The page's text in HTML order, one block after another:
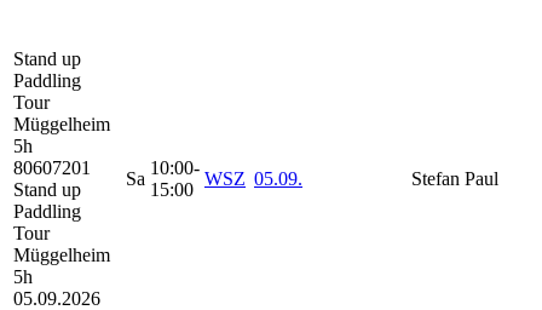
Stand up
Paddling
Tour
Müggelheim
5h
80607201
Stand up
Paddling
Tour
Müggelheim
5h
05.09.2026
Sa
10:00-
15:00
WSZ 05.09. Stefan Paul